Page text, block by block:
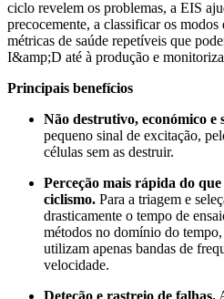
ciclo revelem os problemas, a EIS
precocemente, a classificar os modos
métricas de saúde repetíveis que
I&amp;D até à produção e
Principais benefícios
Não destrutivo, económico e
pequeno sinal de excitação,
células sem as destruir.
Perceção mais rápida do que
ciclismo. Para a triagem e
drasticamente o tempo de
métodos no domínio do
utilizam apenas bandas de
velocidade.
Deteção e rastreio de falhas.